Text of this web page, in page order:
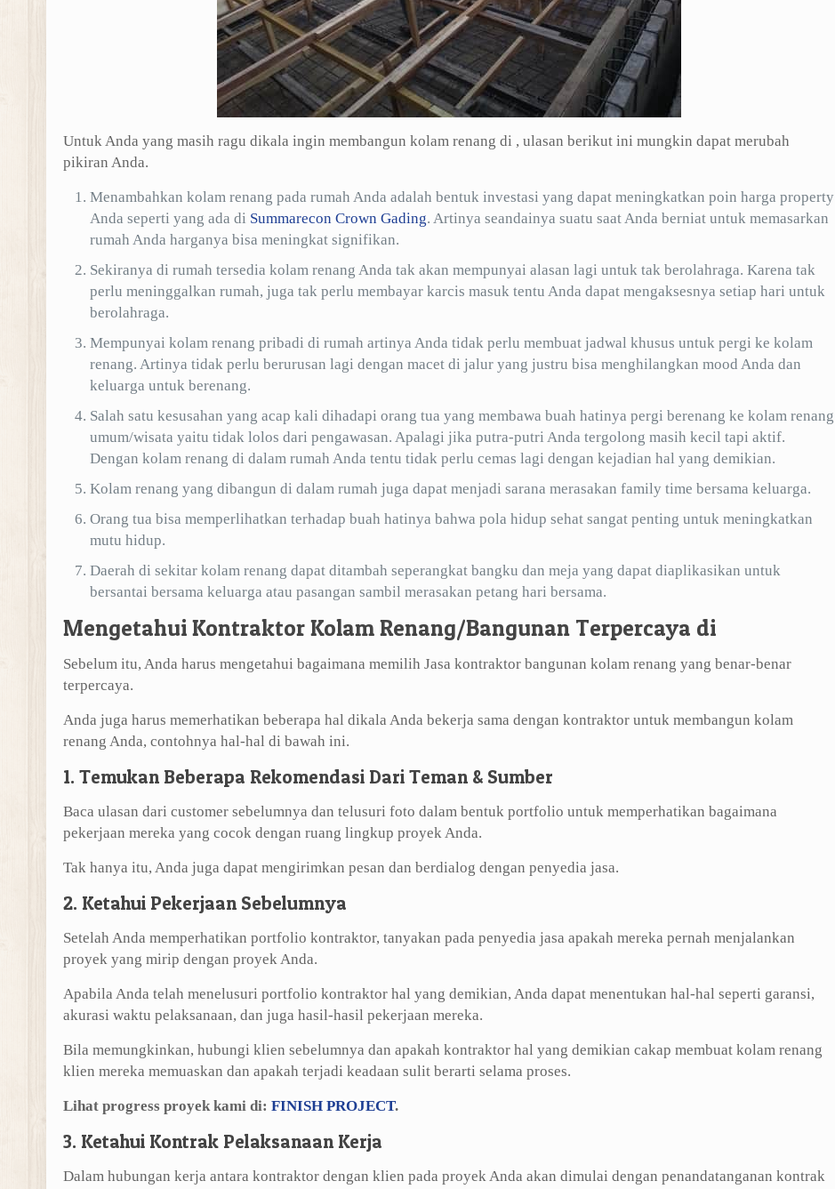
Untuk Anda yang masih ragu dikala ingin membangun kolam renang di , ulasan berikut ini mungkin dapat merubah
pikiran Anda.
Menambahkan kolam renang pada rumah Anda adalah bentuk investasi yang dapat meningkatkan poin harga property
Anda seperti yang ada di Summarecon Crown Gading. Artinya seandainya suatu saat Anda berniat untuk memasarkan
rumah Anda harganya bisa meningkat signifikan.
Sekiranya di rumah tersedia kolam renang Anda tak akan mempunyai alasan lagi untuk tak berolahraga. Karena tak
perlu meninggalkan rumah, juga tak perlu membayar karcis masuk tentu Anda dapat mengaksesnya setiap hari untuk
berolahraga.
Mempunyai kolam renang pribadi di rumah artinya Anda tidak perlu membuat jadwal khusus untuk pergi ke kolam
renang. Artinya tidak perlu berurusan lagi dengan macet di jalur yang justru bisa menghilangkan mood Anda dan
keluarga untuk berenang.
Salah satu kesusahan yang acap kali dihadapi orang tua yang membawa buah hatinya pergi berenang ke kolam renang
umum/wisata yaitu tidak lolos dari pengawasan. Apalagi jika putra-putri Anda tergolong masih kecil tapi aktif.
Dengan kolam renang di dalam rumah Anda tentu tidak perlu cemas lagi dengan kejadian hal yang demikian.
Kolam renang yang dibangun di dalam rumah juga dapat menjadi sarana merasakan family time bersama keluarga.
Orang tua bisa memperlihatkan terhadap buah hatinya bahwa pola hidup sehat sangat penting untuk meningkatkan
mutu hidup.
Daerah di sekitar kolam renang dapat ditambah seperangkat bangku dan meja yang dapat diaplikasikan untuk
bersantai bersama keluarga atau pasangan sambil merasakan petang hari bersama.
Mengetahui Kontraktor Kolam Renang/Bangunan Terpercaya di
Sebelum itu, Anda harus mengetahui bagaimana memilih Jasa kontraktor bangunan kolam renang yang benar-benar
terpercaya.
Anda juga harus memerhatikan beberapa hal dikala Anda bekerja sama dengan kontraktor untuk membangun kolam
renang Anda, contohnya hal-hal di bawah ini.
1. Temukan Beberapa Rekomendasi Dari Teman & Sumber
Baca ulasan dari customer sebelumnya dan telusuri foto dalam bentuk portfolio untuk memperhatikan bagaimana
pekerjaan mereka yang cocok dengan ruang lingkup proyek Anda.
Tak hanya itu, Anda juga dapat mengirimkan pesan dan berdialog dengan penyedia jasa.
2. Ketahui Pekerjaan Sebelumnya
Setelah Anda memperhatikan portfolio kontraktor, tanyakan pada penyedia jasa apakah mereka pernah menjalankan
proyek yang mirip dengan proyek Anda.
Apabila Anda telah menelusuri portfolio kontraktor hal yang demikian, Anda dapat menentukan hal-hal seperti garansi,
akurasi waktu pelaksanaan, dan juga hasil-hasil pekerjaan mereka.
Bila memungkinkan, hubungi klien sebelumnya dan apakah kontraktor hal yang demikian cakap membuat kolam renang
klien mereka memuaskan dan apakah terjadi keadaan sulit berarti selama proses.
Lihat progress proyek kami di: FINISH PROJECT.
3. Ketahui Kontrak Pelaksanaan Kerja
Dalam hubungan kerja antara kontraktor dengan klien pada proyek Anda akan dimulai dengan penandatanganan kontrak